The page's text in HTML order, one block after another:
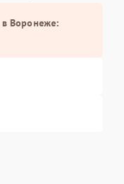
в Воронеже: